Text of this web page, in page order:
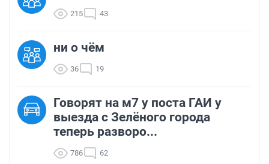
215 43
ни о чём
36 19
Говорят на м7 у поста ГАИ у
выезда с Зелёного города
теперь разворо...
786 62